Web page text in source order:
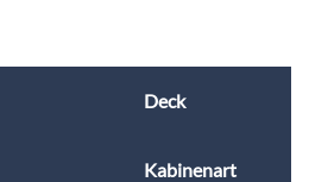
Deck
Kabinenart